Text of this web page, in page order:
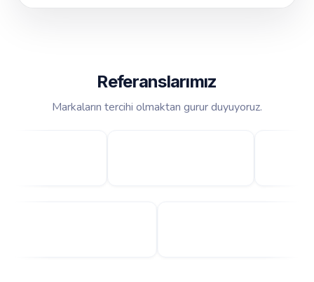
Referanslarımız
Markaların tercihi olmaktan gurur duyuyoruz.